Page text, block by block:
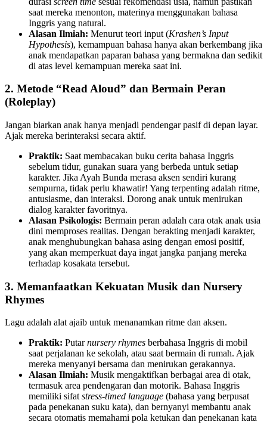
saat mereka menonton, materinya menggunakan bahasa
Inggris yang natural.
Alasan Ilmiah: Menurut teori input (Krashen’s Input
Hypothesis), kemampuan bahasa hanya akan berkembang jika
anak mendapatkan paparan bahasa yang bermakna dan sedikit
di atas level kemampuan mereka saat ini.
2. Metode “Read Aloud” dan Bermain Peran
(Roleplay)
Jangan biarkan anak hanya menjadi pendengar pasif di depan layar.
Ajak mereka berinteraksi secara aktif.
Praktik: Saat membacakan buku cerita bahasa Inggris
sebelum tidur, gunakan suara yang berbeda untuk setiap
karakter. Jika Ayah Bunda merasa aksen sendiri kurang
sempurna, tidak perlu khawatir! Yang terpenting adalah ritme,
antusiasme, dan interaksi. Dorong anak untuk menirukan
dialog karakter favoritnya.
Alasan Psikologis: Bermain peran adalah cara otak anak usia
dini memproses realitas. Dengan berakting menjadi karakter,
anak menghubungkan bahasa asing dengan emosi positif,
yang akan memperkuat daya ingat jangka panjang mereka
terhadap kosakata tersebut.
3. Memanfaatkan Kekuatan Musik dan Nursery
Rhymes
Lagu adalah alat ajaib untuk menanamkan ritme dan aksen.
Praktik: Putarnursery rhymes berbahasa Inggris di mobil
saat perjalanan ke sekolah, atau saat bermain di rumah. Ajak
mereka menyanyi bersama dan menirukan gerakannya.
Alasan Ilmiah: Musik mengaktifkan berbagai area di otak,
termasuk area pendengaran dan motorik. Bahasa Inggris
memiliki sifat stress-timed language (bahasa yang berpusat
pada penekanan suku kata), dan bernyanyi membantu anak
secara otomatis memahami pola ketukan dan penekanan kata